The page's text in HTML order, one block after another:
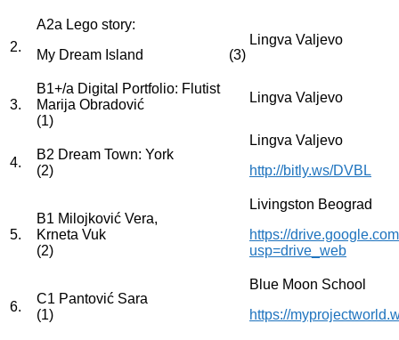
2.
A2a Lego story:
My Dream Island (3)
Lingva Valjevo
3.
B1+/a Digital Portfolio: Flutist
Marija Obradović
(1)
Lingva Valjevo
4.
B2 Dream Town: York
(2)
Lingva Valjevo
http://bitly.ws/DVBL
5.
B1 Milojković Vera,
Krneta Vuk
(2)
Livingston Beograd
https://
usp=drive_web
6.
C1 Pantović Sara
(1)
Blue Moon School
https://